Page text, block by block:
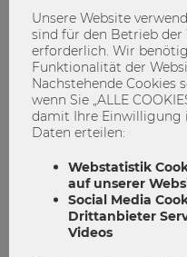
Unsere Website
sind für den Betrieb
erforderlich. Wir
Funktionalität der
Nachstehende Cookies
wenn Sie „ALLE
damit Ihre Einwilligung
Daten erteilen:
Webstatistik
auf unserer
Social Media
Drittanbieter
Videos